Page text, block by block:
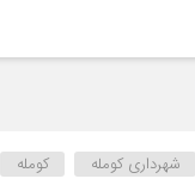
شهرداری کومله کومله